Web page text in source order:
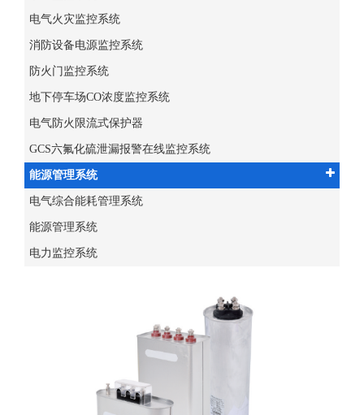
电气火灾监控系统
消防设备电源监控系统
防火门监控系统
地下停车场CO浓度监控系统
电气防火限流式保护器
GCS六氟化硫泄漏报警在线监控系统
能源管理系统
电气综合能耗管理系统
能源管理系统
电力监控系统